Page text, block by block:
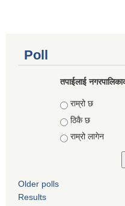
Poll
तपाईलाई
Choices
राम्रो छ
ठिकै छ
राम्रो लागेन
Older polls
Results